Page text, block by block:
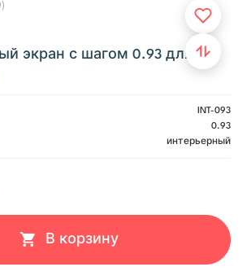
экран с шагом 0.93 для
INT-093
0.93
интерьерный
В корзину